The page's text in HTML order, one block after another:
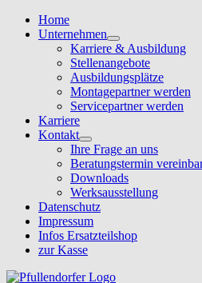
Home
Unternehmen
Karriere & Ausbildung
Stellenangebote
Ausbildungsplätze
Montagepartner werden
Servicepartner werden
Karriere
Kontakt
Ihre Frage an uns
Beratungstermin
Downloads
Werksausstellung
Datenschutz
Impressum
Infos Ersatzteilshop
zur Kasse